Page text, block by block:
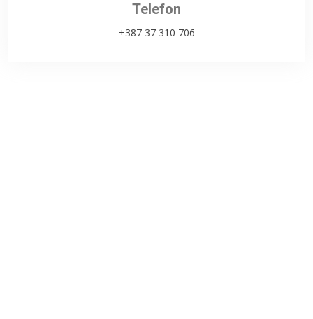
Telefon
+387 37 310 706